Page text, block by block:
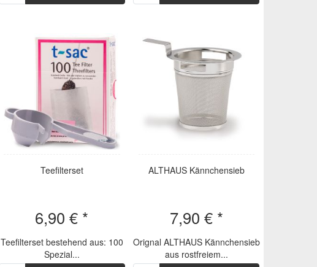
Teefilterset
6,90 € *
Teefilterset bestehend aus: 100
Spezial...
ALTHAUS Kännchensieb
7,90 € *
Orignal ALTHAUS Kännchensieb
aus rostfreiem...